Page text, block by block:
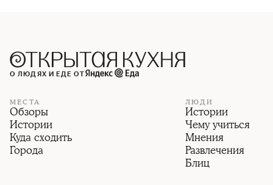
О ЛЮДЯХ И ЕДЕ ОТ
МЕСТА
Обзоры
Истории
Куда сходить
Города
ЛЮДИ
Истории
Чему учиться
Мнения
Развлечения
Блиц